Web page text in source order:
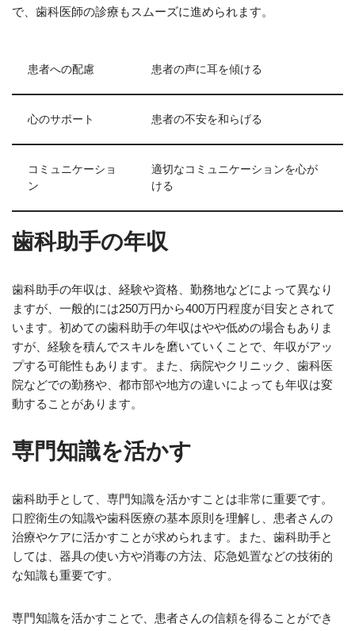
で、歯科医師の診療もスムーズに進められます。
患者への配慮 患者の声に耳を傾ける
心のサポート 患者の不安を和らげる
コミュニケーショ
ン
適切なコミュニケーションを心が
ける
歯科助手の年収
歯科助手の年収は、経験や資格、勤務地などによって異なり
ますが、一般的には250万円から400万円程度が目安とされて
います。初めての歯科助手の年収はやや低めの場合もありま
すが、経験を積んでスキルを磨いていくことで、年収がアッ
プする可能性もあります。また、病院やクリニック、歯科医
院などでの勤務や、都市部や地方の違いによっても年収は変
動することがあります。
専門知識を活かす
歯科助手として、専門知識を活かすことは非常に重要です。
口腔衛生の知識や歯科医療の基本原則を理解し、患者さんの
治療やケアに活かすことが求められます。また、歯科助手と
しては、器具の使い方や消毒の方法、応急処置などの技術的
な知識も重要です。
専門知識を活かすことで、患者さんの信頼を得ることができ